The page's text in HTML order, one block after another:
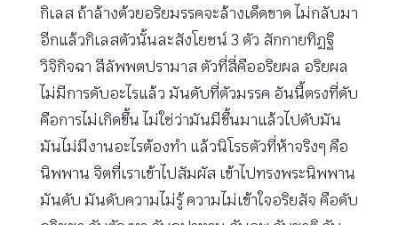
กิเลส ถ้าล้างด้วยอริยมรรคจะล้างเด็ดขาด ไม่กลับมา
อีกแล้วกิเลสตัวนั้นละสังโยชน์ 3 ตัว สักกายทิฏฐิ
วิจิกิจฉา สีลัพพตปรามาส ตัวที่สี่คืออริยผล อริยผล
ไม่มีการดับอะไรแล้ว มันดับที่ตัวมรรค อันนี้ตรงที่ดับ
คือการไม่เกิดขึ้น ไม่ใช่ว่ามันมีขึ้นมาแล้วไปดับมัน
มันไม่มีงานอะไรต้องทำ แล้วนิโรธตัวที่ห้าจริงๆ คือ
นิพพาน จิตที่เราเข้าไปสัมผัส เข้าไปทรงพระนิพพาน
มันดับ มันดับความไม่รู้ ความไม่เข้าใจอริยสัจ คือดับ